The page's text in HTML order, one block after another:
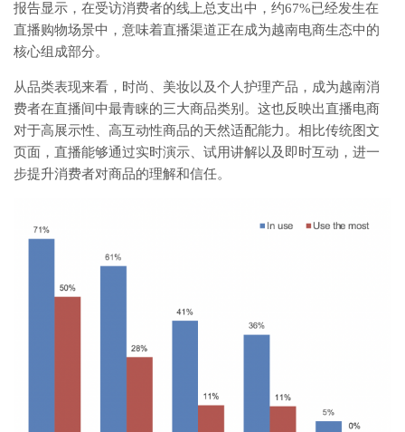
报告显示，在受访消费者的线上总支出中，约67%已经发生在
直播购物场景中，意味着直播渠道正在成为越南电商生态中的
核心组成部分。
从品类表现来看，时尚、美妆以及个人护理产品，成为越南消
费者在直播间中最青睐的三大商品类别。这也反映出直播电商
对于高展示性、高互动性商品的天然适配能力。相比传统图文
页面，直播能够通过实时演示、试用讲解以及即时互动，进一
步提升消费者对商品的理解和信任。